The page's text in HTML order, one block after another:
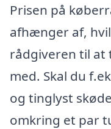
Prisen på
afhænger af,
rådgiveren til at
med. Skal du
og tinglyst
omkring et par